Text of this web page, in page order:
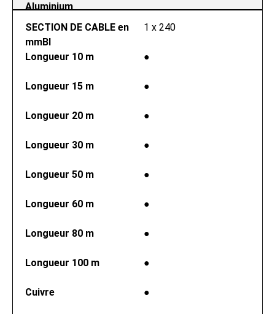
Aluminium
SECTION DE CABLE en
mmВІ
1 x 240
Longueur 10 m ●
Longueur 15 m ●
Longueur 20 m ●
Longueur 30 m ●
Longueur 50 m ●
Longueur 60 m ●
Longueur 80 m ●
Longueur 100 m ●
Cuivre ●